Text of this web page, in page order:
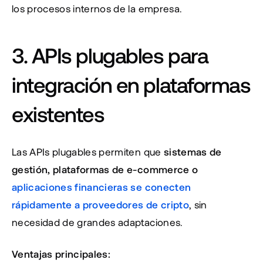
los procesos internos de la empresa.
3. APIs plugables para
integración en plataformas
existentes
Las APIs plugables permiten que sistemas de
aplicaciones financieras se conecten
rápidamente a proveedores de cripto, sin
necesidad de grandes adaptaciones.
Ventajas principales: